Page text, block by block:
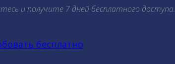
и получите 7 дней бесплатного доступа.
бесплатно